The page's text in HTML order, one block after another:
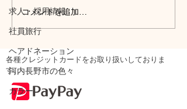
求人・採用情報
社員旅行
ヘアドネーション
河内長野市の色々
カラー
コメントを追加…
各種クレジットカードをお取り扱いしておりま
す。